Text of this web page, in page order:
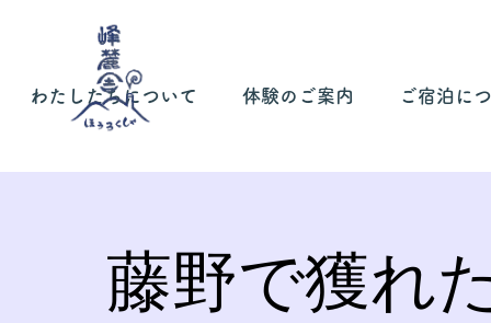
わたしたちについて 体験のご案内 ご宿泊に
藤野で獲れ